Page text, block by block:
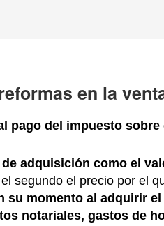
en la
pago del impuesto
adquisición como el
segundo el precio por el
su momento al adquirir el
notariales, gastos de